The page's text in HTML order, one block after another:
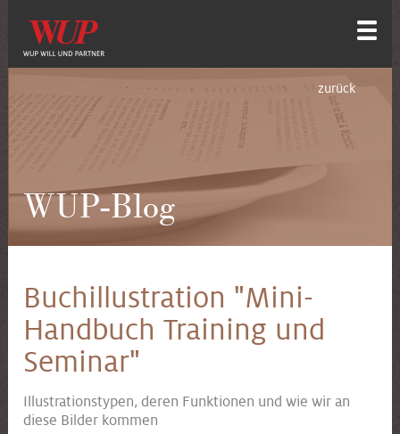
WUP-Blog
zurück
Buchillustration "Mini-
Handbuch Training und
Seminar"
Illustrationstypen, deren Funktionen und wie wir an
diese Bilder kommen